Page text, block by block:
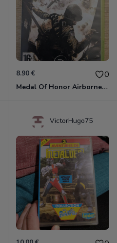
8.90 € 0
Medal Of Honor Airborne Xbox 360
VictorHugo75